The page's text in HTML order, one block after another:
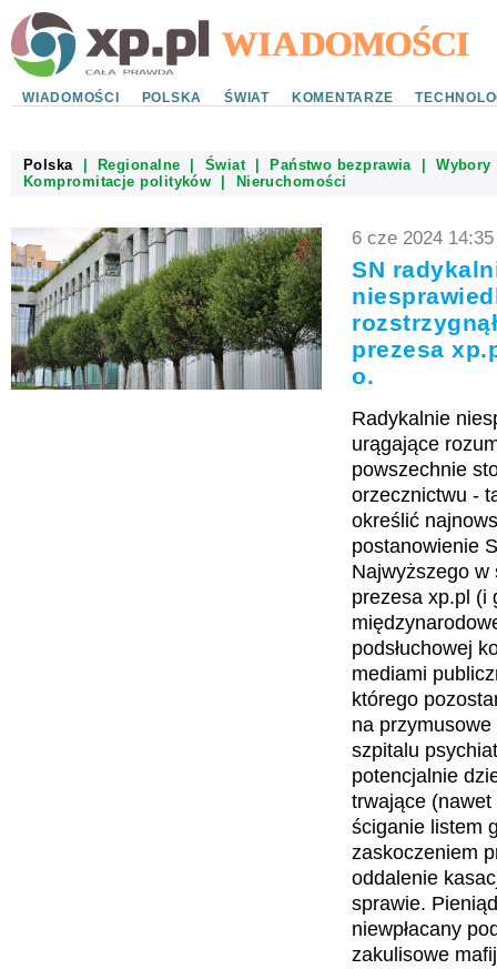
WIADOMOŚCI POLSKA ŚWIAT KOMENTARZE
Polska| Regionalne Świat| Państwo bezprawia|Wybory
Kompromitacje polityków
Nieruchomości
6 cze 2024 14:35
SN
prezesa
o.
Radykalnie
urągające
powszechnie
orzecznictwu -
określić
postanowienie
Najwyższego w
prezesa xp.pl (i
podsłuchowej
mediami
którego
na
szpitalu
potencjalnie
trwające
ściganie listem
zaskoczeniem
oddalenie
sprawie.
niewpłacany
zakulisowe